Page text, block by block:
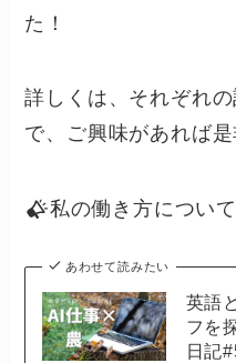
た！
詳しくは、それぞれ
で、ご興味があれば是
私の働き方につい
あわせて読みたい
英語
フを
日記